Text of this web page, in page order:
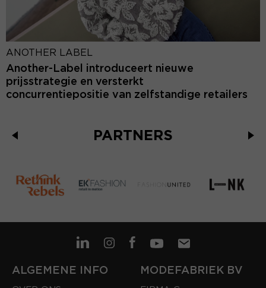
ANOTHER LABEL
Another-Label introduceert nieuwe
prijsstrategie en versterkt
concurrentiepositie van zelfstandige retailers
PARTNERS
ALGEMENE INFO MODEFABRIEK BV